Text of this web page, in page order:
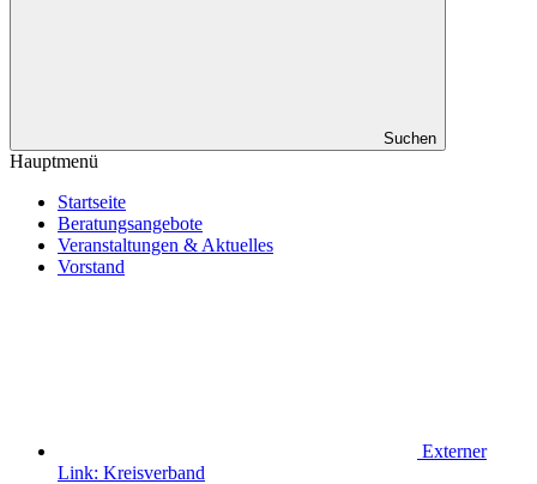
Suchen
Hauptmenü
Startseite
Beratungsangebote
Veranstaltungen & Aktuelles
Vorstand
Externer
Link: Kreisverband